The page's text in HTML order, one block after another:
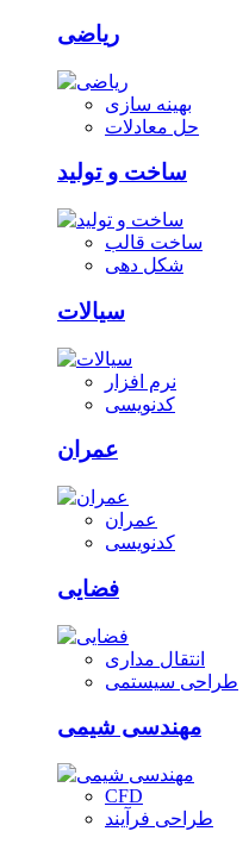
ریاضی
بهینه سازی
حل معادلات
ساخت و تولید
ساخت قالب
شکل دهی
سیالات
نرم افزار
کدنویسی
عمران
عمران
کدنویسی
فضایی
انتقال مداری
طراحی سیستمی
مهندسی شیمی
CFD
طراحی فرآیند